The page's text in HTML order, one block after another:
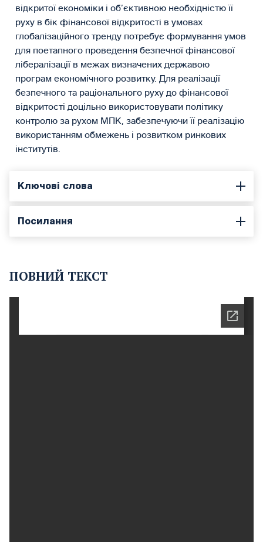
відкритої економіки і об’єктивною необхідністю її
руху в бік фінансової відкритості в умовах
глобалізаційного тренду потребує формування умов
для поетапного проведення безпечної фінансової
лібералізації в межах визначених державою
програм економічного розвитку. Для реалізації
безпечного та раціонального руху до фінансової
відкритості доцільно використовувати політику
контролю за рухом МПК, забезпечуючи її реалізацію
використанням обмежень і розвитком ринкових
інститутів.
Ключові слова
Посилання
ПОВНИЙ ТЕКСТ